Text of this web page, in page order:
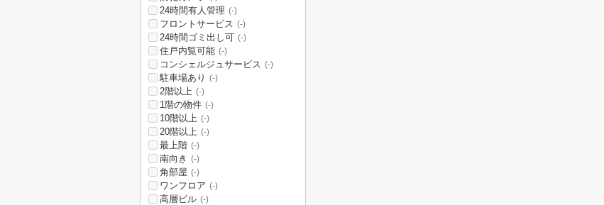
24時間有人管理 (-)
フロントサービス (-)
24時間ゴミ出し可 (-)
住戸内覧可能 (-)
コンシェルジュサービス (-)
駐車場あり (-)
2階以上 (-)
1階の物件 (-)
10階以上 (-)
20階以上 (-)
最上階 (-)
南向き (-)
角部屋 (-)
ワンフロア (-)
高層ビル (-)